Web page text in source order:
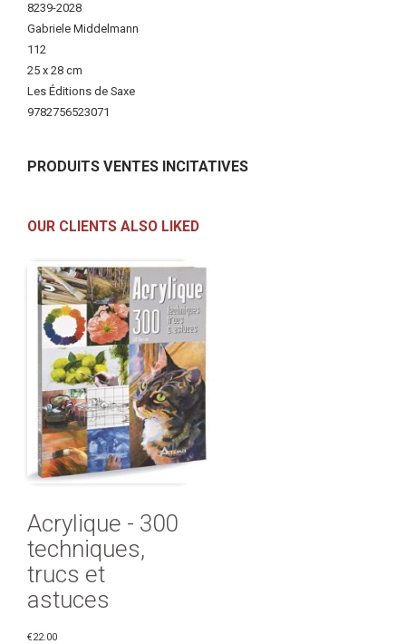
Information
8239-2028
Gabriele Middelmann
112
25 x 28 cm
Les Éditions de Saxe
9782756523071
PRODUITS VENTES INCITATIVES
OUR CLIENTS ALSO LIKED
Acrylique - 300
techniques,
trucs et
astuces
€22.00